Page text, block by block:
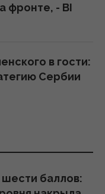
фронте, - BI
в гости:
Сербии
зависит от
шести баллов: